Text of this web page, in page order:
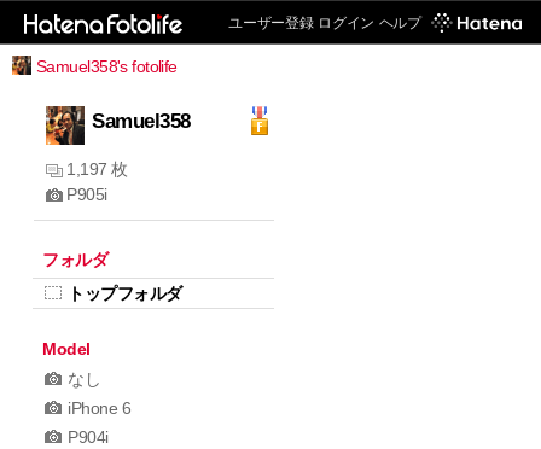
ユーザー登録 ログイン ヘルプ
Samuel358's fotolife
Samuel358
1,197 枚
P905i
フォルダ
トップフォルダ
Model
なし
iPhone 6
P904i